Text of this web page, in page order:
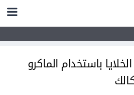
باستخدام الماكرو